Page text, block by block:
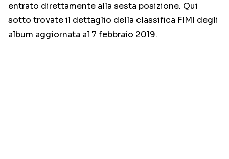
entrato direttamente alla sesta posizione. Qui
sotto trovate il dettaglio della classifica FIMI degli
album aggiornata al 7 febbraio 2019.